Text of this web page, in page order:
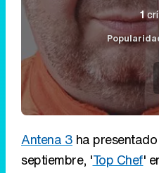
1
Antena 3 ha
septiembre, 'Top Chef'